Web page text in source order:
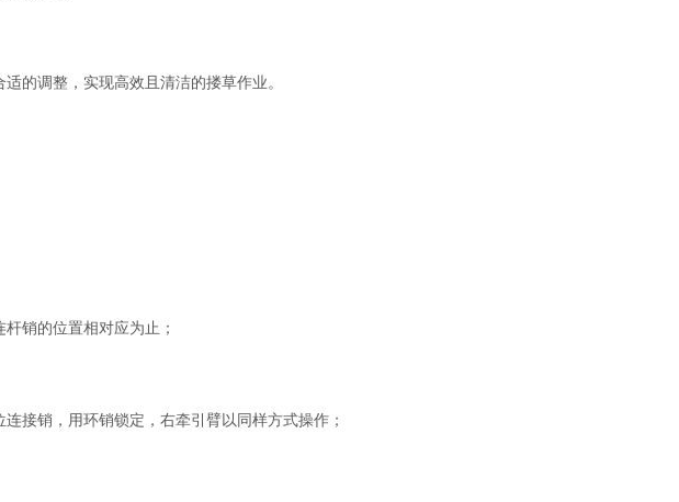
调整，实现高效且清洁的搂草作业。
销的位置相对应为止；
接销，用环销锁定，右牵引臂以同样方式操作；